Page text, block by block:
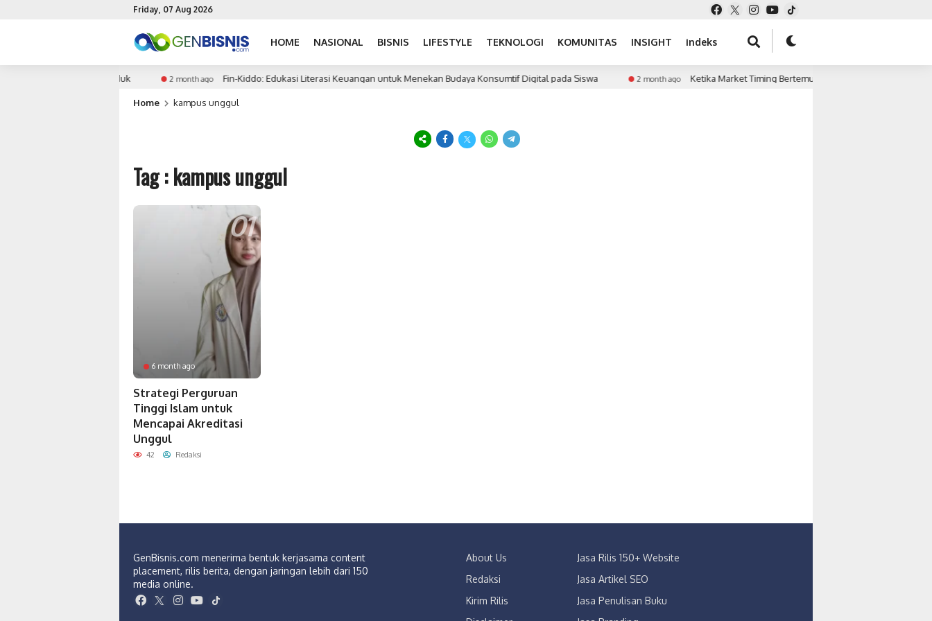
Friday, 07 Aug 2026
HOME NASIONAL BISNIS LIFESTYLE TEKNOLOGI KOMUNITAS INSIGHT indeks
2 month ago Fin-Kiddo: Edukasi Literasi Keuangan untuk Menekan Budaya Konsumtif Digital pada Siswa 2 month ago Ketika Market Timing Bertemu Tekanan Keuangan
Home kampus unggul
Tag : kampus unggul
6 month ago
Strategi Perguruan
Tinggi Islam untuk
Mencapai Akreditasi
Unggul
42 Redaksi
About Us
Redaksi
Kirim Rilis
Jasa Rilis 150+ Website
Jasa Artikel SEO
Jasa Penulisan Buku
GenBisnis.com menerima bentuk kerjasama content
placement, rilis berita, dengan jaringan lebih dari 150
media online.